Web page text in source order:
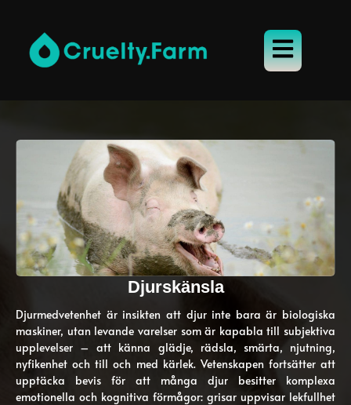
Djurskänsla
Djurmedvetenhet är insikten att djur inte bara är biologiska
maskiner, utan levande varelser som är kapabla till subjektiva
upplevelser – att känna glädje, rädsla, smärta, njutning,
nyfikenhet och till och med kärlek. Vetenskapen fortsätter att
upptäcka bevis för att många djur besitter komplexa
emotionella och kognitiva förmågor: grisar uppvisar lekfullhet